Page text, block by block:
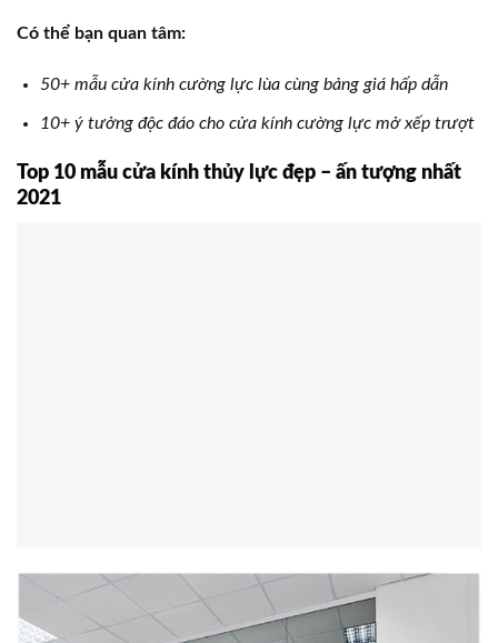
Có thể bạn quan tâm:
50+ mẫu cửa kính cường lực lùa cùng bảng giá hấp dẫn
10+ ý tưởng độc đáo cho cửa kính cường lực mở xếp trượt
Top 10 mẫu cửa kính thủy lực đẹp – ấn tượng nhất
2021